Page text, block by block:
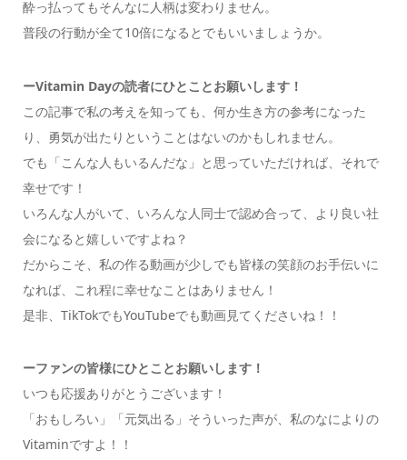
酔っ払ってもそんなに人柄は変わりません。
普段の行動が全て10倍になるとでもいいましょうか。
ーVitamin Dayの読者にひとことお願いします！
この記事で私の考えを知っても、何か生き方の参考になった
り、勇気が出たりということはないのかもしれません。
でも「こんな人もいるんだな」と思っていただければ、それで
幸せです！
いろんな人がいて、いろんな人同士で認め合って、より良い社
会になると嬉しいですよね？
だからこそ、私の作る動画が少しでも皆様の笑顔のお手伝いに
なれば、これ程に幸せなことはありません！
是非、TikTokでもYouTubeでも動画見てくださいね！！
ーファンの皆様にひとことお願いします！
いつも応援ありがとうございます！
「おもしろい」「元気出る」そういった声が、私のなによりの
Vitaminですよ！！